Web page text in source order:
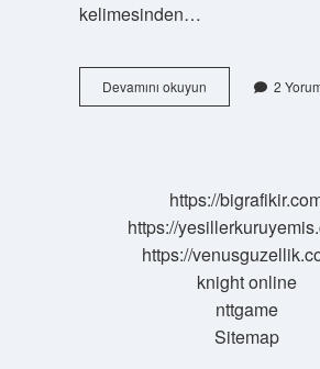
kelimesinden…
Devamını okuyunEvlilik
kelimesinin
2
https://
https://
https://
knight online
nttgame
Sitemap